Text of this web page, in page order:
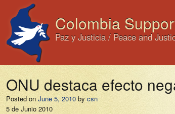
Colombia
Paz y Justicia / Peace and
ONU destaca efecto
Posted on June 5, 2010 by csn
5 de Junio 2010